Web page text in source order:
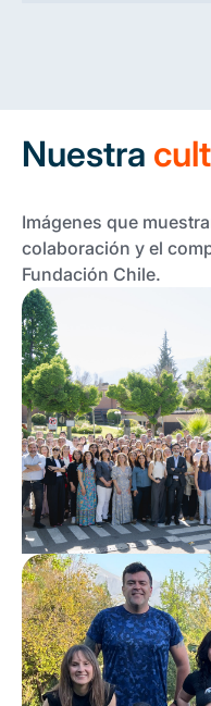
Nuestra
Imágenes que
colaboración y el
Fundación Chile.